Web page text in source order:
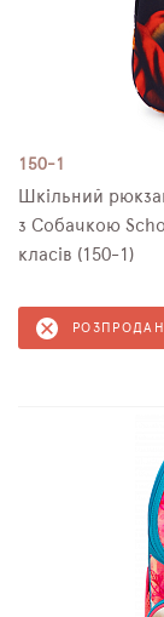
150-1
Шкільний
з Собачкою
класів (150-1)